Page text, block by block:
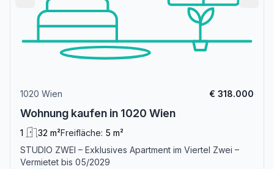
1020 Wien € 318.000
Wohnung kaufen in 1020 Wien
1 32 m²Freifläche: 5 m²
STUDIO ZWEI – Exklusives Apartment im Viertel Zwei –
Vermietet bis 05/2029